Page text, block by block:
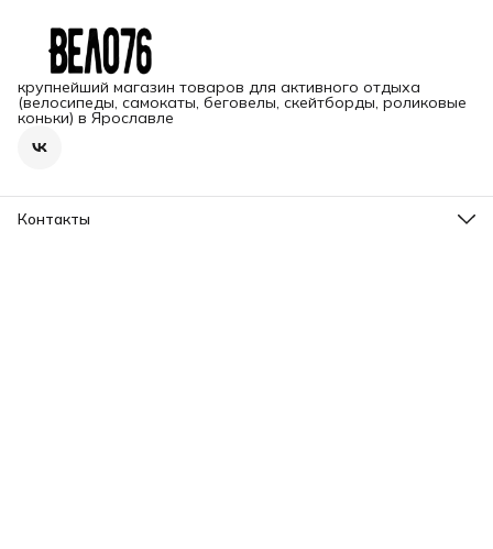
крупнейший магазин товаров для активного отдыха
(велосипеды, самокаты, беговелы, скейтборды, роликовые
коньки) в Ярославле
Контакты